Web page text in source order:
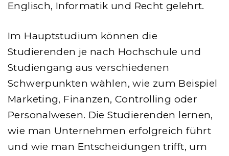
Englisch, Informatik und Recht gelehrt.
Im Hauptstudium können die
Studierenden je nach Hochschule und
Studiengang aus verschiedenen
Schwerpunkten wählen, wie zum Beispiel
Marketing, Finanzen, Controlling oder
Personalwesen. Die Studierenden lernen,
wie man Unternehmen erfolgreich führt
und wie man Entscheidungen trifft, um